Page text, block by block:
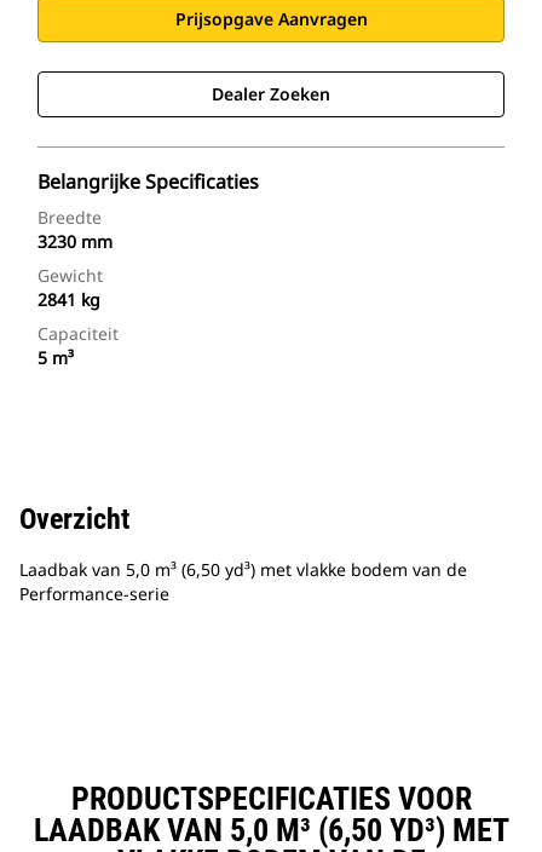
Prijsopgave Aanvragen
Dealer Zoeken
Belangrijke Specificaties
Breedte
3230 mm
Gewicht
2841 kg
Capaciteit
5 m³
Overzicht
Laadbak van 5,0 m³ (6,50 yd³) met vlakke bodem van de
Performance-serie
PRODUCTSPECIFICATIES VOOR
LAADBAK VAN 5,0 M³ (6,50 YD³) MET